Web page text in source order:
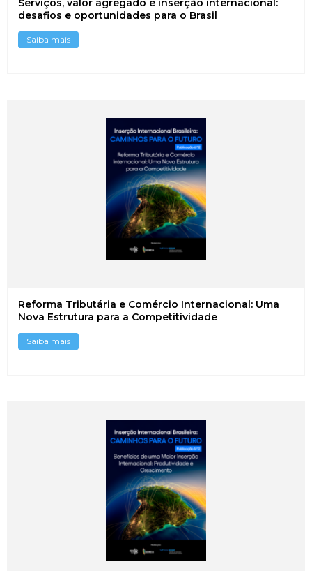
Serviços, valor agregado e inserção internacional:
desafios e oportunidades para o Brasil
Saiba mais
Reforma Tributária e Comércio Internacional: Uma
Nova Estrutura para a Competitividade
Saiba mais